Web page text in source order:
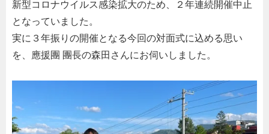
新型コロナウイルス感染拡大のため、２年連続開催中止
となっていました。
実に３年振りの開催となる今回の対面式に込める思い
を、應援團 團長の森田さんにお伺いしました。